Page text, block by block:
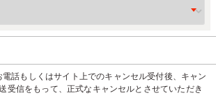
電話もしくはサイト上でのキャンセル受付後、キャン
受信をもって、正式なキャンセルとさせていただき